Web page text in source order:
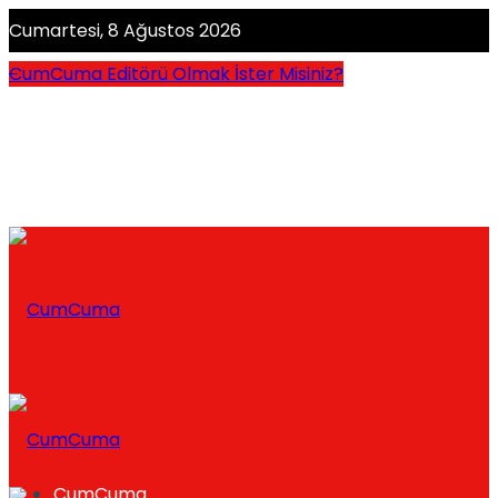
Cumartesi, 8 Ağustos 2026
CumCuma Editörü Olmak İster Misiniz?